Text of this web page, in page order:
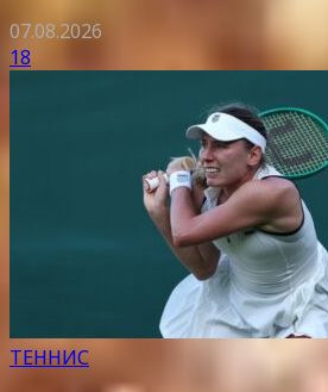
07.08.2026
18
ТЕННИС